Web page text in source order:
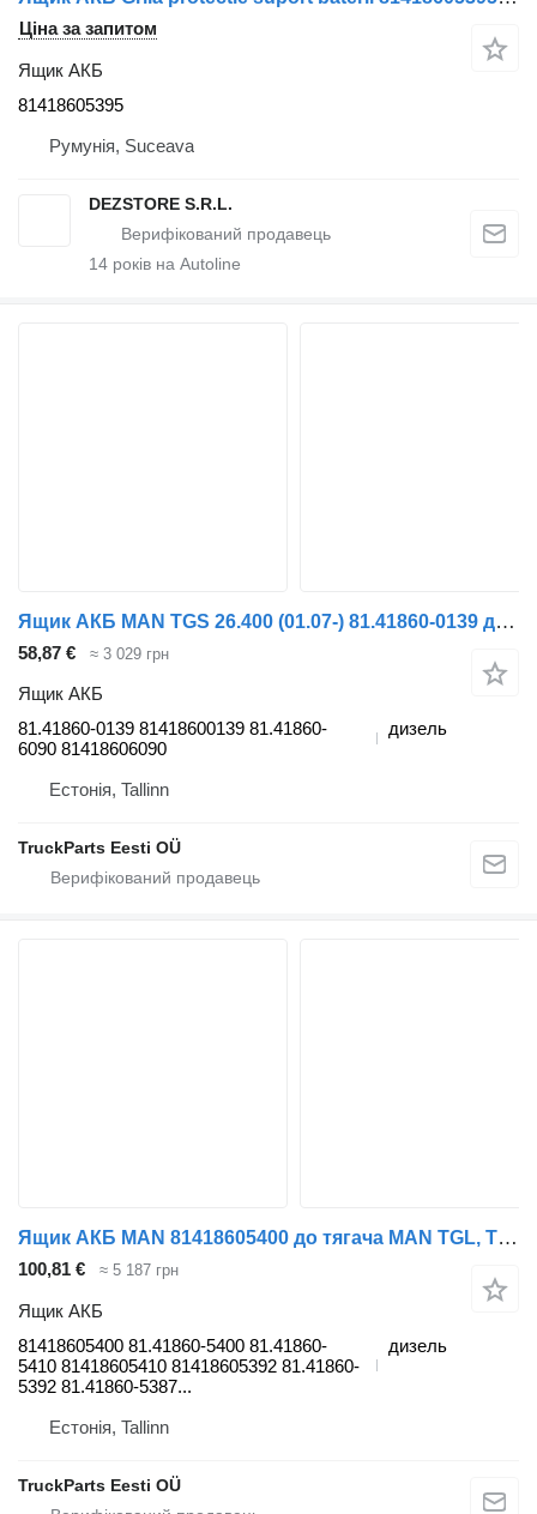
Ціна за запитом
Ящик АКБ
81418605395
Румунія, Suceava
DEZSTORE S.R.L.
14 років на Autoline
Ящик АКБ MAN TGS 26.400 (01.07-) 81.41860-0139 до тягача MAN TGL, TGM, TGS, TGX (2005-2021)
58,87 € ≈ 3 029 грн
Ящик АКБ
81.41860-0139 81418600139 81.41860-
6090 81418606090
дизель
Естонія, Tallinn
TruckParts Eesti OÜ
Ящик АКБ MAN 81418605400 до тягача MAN TGL, TGM, TGS, TGX (2005-2021)
100,81 € ≈ 5 187 грн
Ящик АКБ
81418605400 81.41860-5400 81.41860-
5410 81418605410 81418605392 81.41860-
5392 81.41860-5387...
дизель
Естонія, Tallinn
TruckParts Eesti OÜ